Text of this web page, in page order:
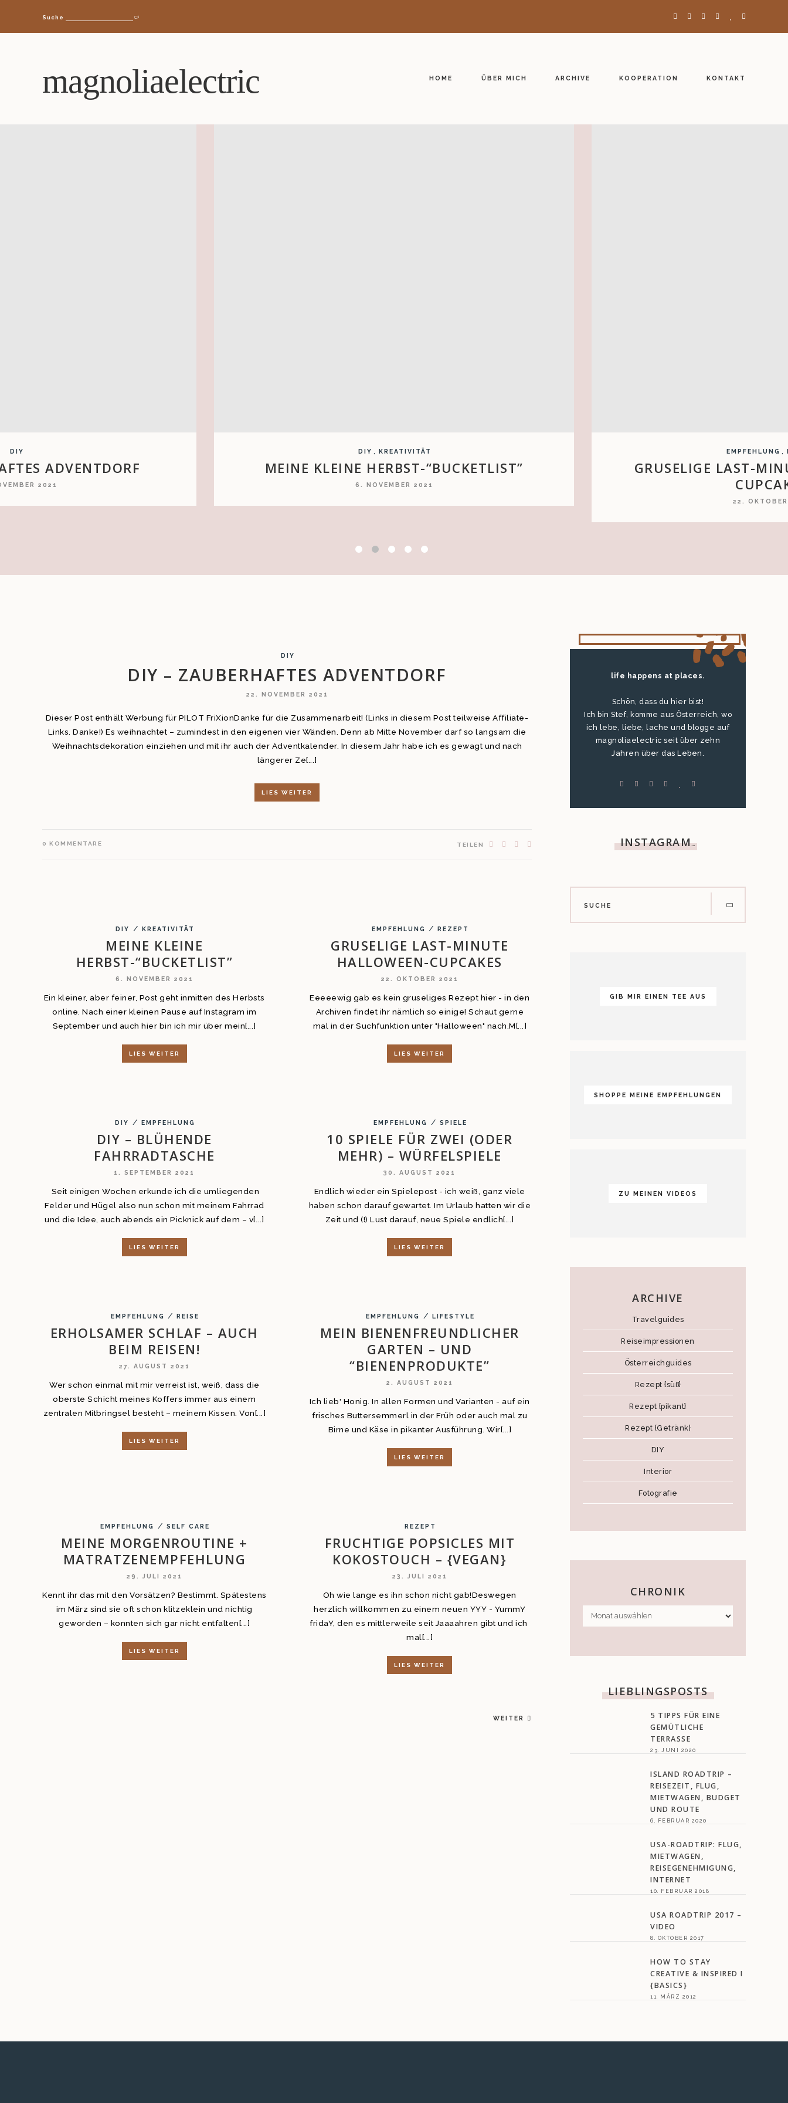
Suche
magnoliaelectric HOME ÜBER MICH ARCHIVE KOOPERATION KONTAKT
DIY
ADVENTDORF
2021
DIY KREATIVITÄT
MEINE KLEINE HERBST-“BUCKETLIST”
6. NOVEMBER 2021
EMPFEHLUNG
GRUSELIGE LAST-
22.
DIY
DIY – ZAUBERHAFTES ADVENTDORF
22. NOVEMBER 2021
Dieser Post enthält Werbung für PILOT FriXionDanke für die Zusammenarbeit! (Links in diesem Post teilweise Affiliate-
Links. Danke!) Es weihnachtet – zumindest in den eigenen vier Wänden. Denn ab Mitte November darf so langsam die
Weihnachtsdekoration einziehen und mit ihr auch der Adventkalender. In diesem Jahr habe ich es gewagt und nach
längerer Ze[...]
LIES WEITER
0 KOMMENTARE TEILEN
DIY / KREATIVITÄT
MEINE KLEINE
HERBST-“BUCKETLIST”
6. NOVEMBER 2021
Ein kleiner, aber feiner, Post geht inmitten des Herbsts
online. Nach einer kleinen Pause auf Instagram im
September und auch hier bin ich mir über mein[...]
LIES WEITER
EMPFEHLUNG / REZEPT
GRUSELIGE LAST-MINUTE
HALLOWEEN-CUPCAKES
22. OKTOBER 2021
Eeeeewig gab es kein gruseliges Rezept hier - in den
Archiven findet ihr nämlich so einige! Schaut gerne
mal in der Suchfunktion unter "Halloween" nach.M[...]
LIES WEITER
DIY / EMPFEHLUNG
DIY – BLÜHENDE
FAHRRADTASCHE
1. SEPTEMBER 2021
Seit einigen Wochen erkunde ich die umliegenden
Felder und Hügel also nun schon mit meinem Fahrrad
und die Idee, auch abends ein Picknick auf dem – v[...]
LIES WEITER
EMPFEHLUNG / SPIELE
10 SPIELE FÜR ZWEI (ODER
MEHR) – WÜRFELSPIELE
30. AUGUST 2021
Endlich wieder ein Spielepost - ich weiß, ganz viele
haben schon darauf gewartet. Im Urlaub hatten wir die
Zeit und (!) Lust darauf, neue Spiele endlich[...]
LIES WEITER
EMPFEHLUNG / REISE
ERHOLSAMER SCHLAF – AUCH
BEIM REISEN!
27. AUGUST 2021
Wer schon einmal mit mir verreist ist, weiß, dass die
oberste Schicht meines Koffers immer aus einem
zentralen Mitbringsel besteht – meinem Kissen. Von[...]
LIES WEITER
EMPFEHLUNG / LIFESTYLE
MEIN BIENENFREUNDLICHER
GARTEN – UND
“BIENENPRODUKTE”
2. AUGUST 2021
Ich lieb' Honig. In allen Formen und Varianten - auf ein
frisches Buttersemmerl in der Früh oder auch mal zu
Birne und Käse in pikanter Ausführung. Wir[...]
LIES WEITER
EMPFEHLUNG / SELF CARE
MEINE MORGENROUTINE +
MATRATZENEMPFEHLUNG
29. JULI 2021
Kennt ihr das mit den Vorsätzen? Bestimmt. Spätestens
im März sind sie oft schon klitzeklein und nichtig
geworden – konnten sich gar nicht entfalten[...]
LIES WEITER
REZEPT
FRUCHTIGE POPSICLES MIT
KOKOSTOUCH – {VEGAN}
23. JULI 2021
Oh wie lange es ihn schon nicht gab!Deswegen
herzlich willkommen zu einem neuen YYY - YummY
fridaY, den es mittlerweile seit Jaaaahren gibt und ich
mal[...]
LIES WEITER
WEITER
life happens at places.
Schön, dass du hier bist!
Ich bin Stef, komme aus Österreich, wo
ich lebe, liebe, lache und blogge auf
magnoliaelectric seit über zehn
Jahren über das Leben.
INSTAGRAM…
GIB MIR EINEN TEE AUS
SHOPPE MEINE EMPFEHLUNGEN
ZU MEINEN VIDEOS
ARCHIVE
Travelguides
Reiseimpressionen
Österreichguides
Rezept {süß}
Rezept {pikant}
Rezept {Getränk}
DIY
Interior
Fotografie
CHRONIK
LIEBLINGSPOSTS
5 TIPPS FÜR EINE
GEMÜTLICHE
TERRASSE
23. JUNI 2020
ISLAND ROADTRIP –
REISEZEIT, FLUG,
MIETWAGEN, BUDGET
UND ROUTE
6. FEBRUAR 2020
USA-ROADTRIP: FLUG,
MIETWAGEN,
REISEGENEHMIGUNG,
INTERNET
10. FEBRUAR 2018
USA ROADTRIP 2017 –
VIDEO
8. OKTOBER 2017
HOW TO STAY
CREATIVE & INSPIRED I
{BASICS}
11. MÄRZ 2012